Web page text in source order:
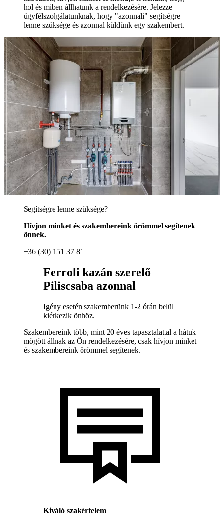
hol és miben állhatunk a rendelkezésére. Jelezze
ügyfélszolgálatunknak, hogy "azonnali" segítségre
lenne szüksége és azonnal küldünk egy szakembert.
Segítségre lenne szüksége?
Hívjon minket és szakembereink örömmel segítenek
önnek.
+36 (30) 151 37 81
Ferroli kazán szerelő
Piliscsaba azonnal
Igény esetén szakemberünk 1-2 órán belül
kiérkezik önhöz.
Szakembereink több, mint 20 éves tapasztalattal a hátuk
mögött állnak az Ön rendelkezésére, csak hívjon minket
és szakembereink örömmel segítenek.
Kiváló szakértelem